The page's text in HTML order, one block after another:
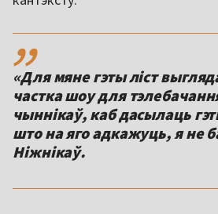
,,
«Для мяне гэты ліст
частка шоу для
чыннікаў, каб дасылаць
што на яго адкажуць, я не
Ніжнікаў.